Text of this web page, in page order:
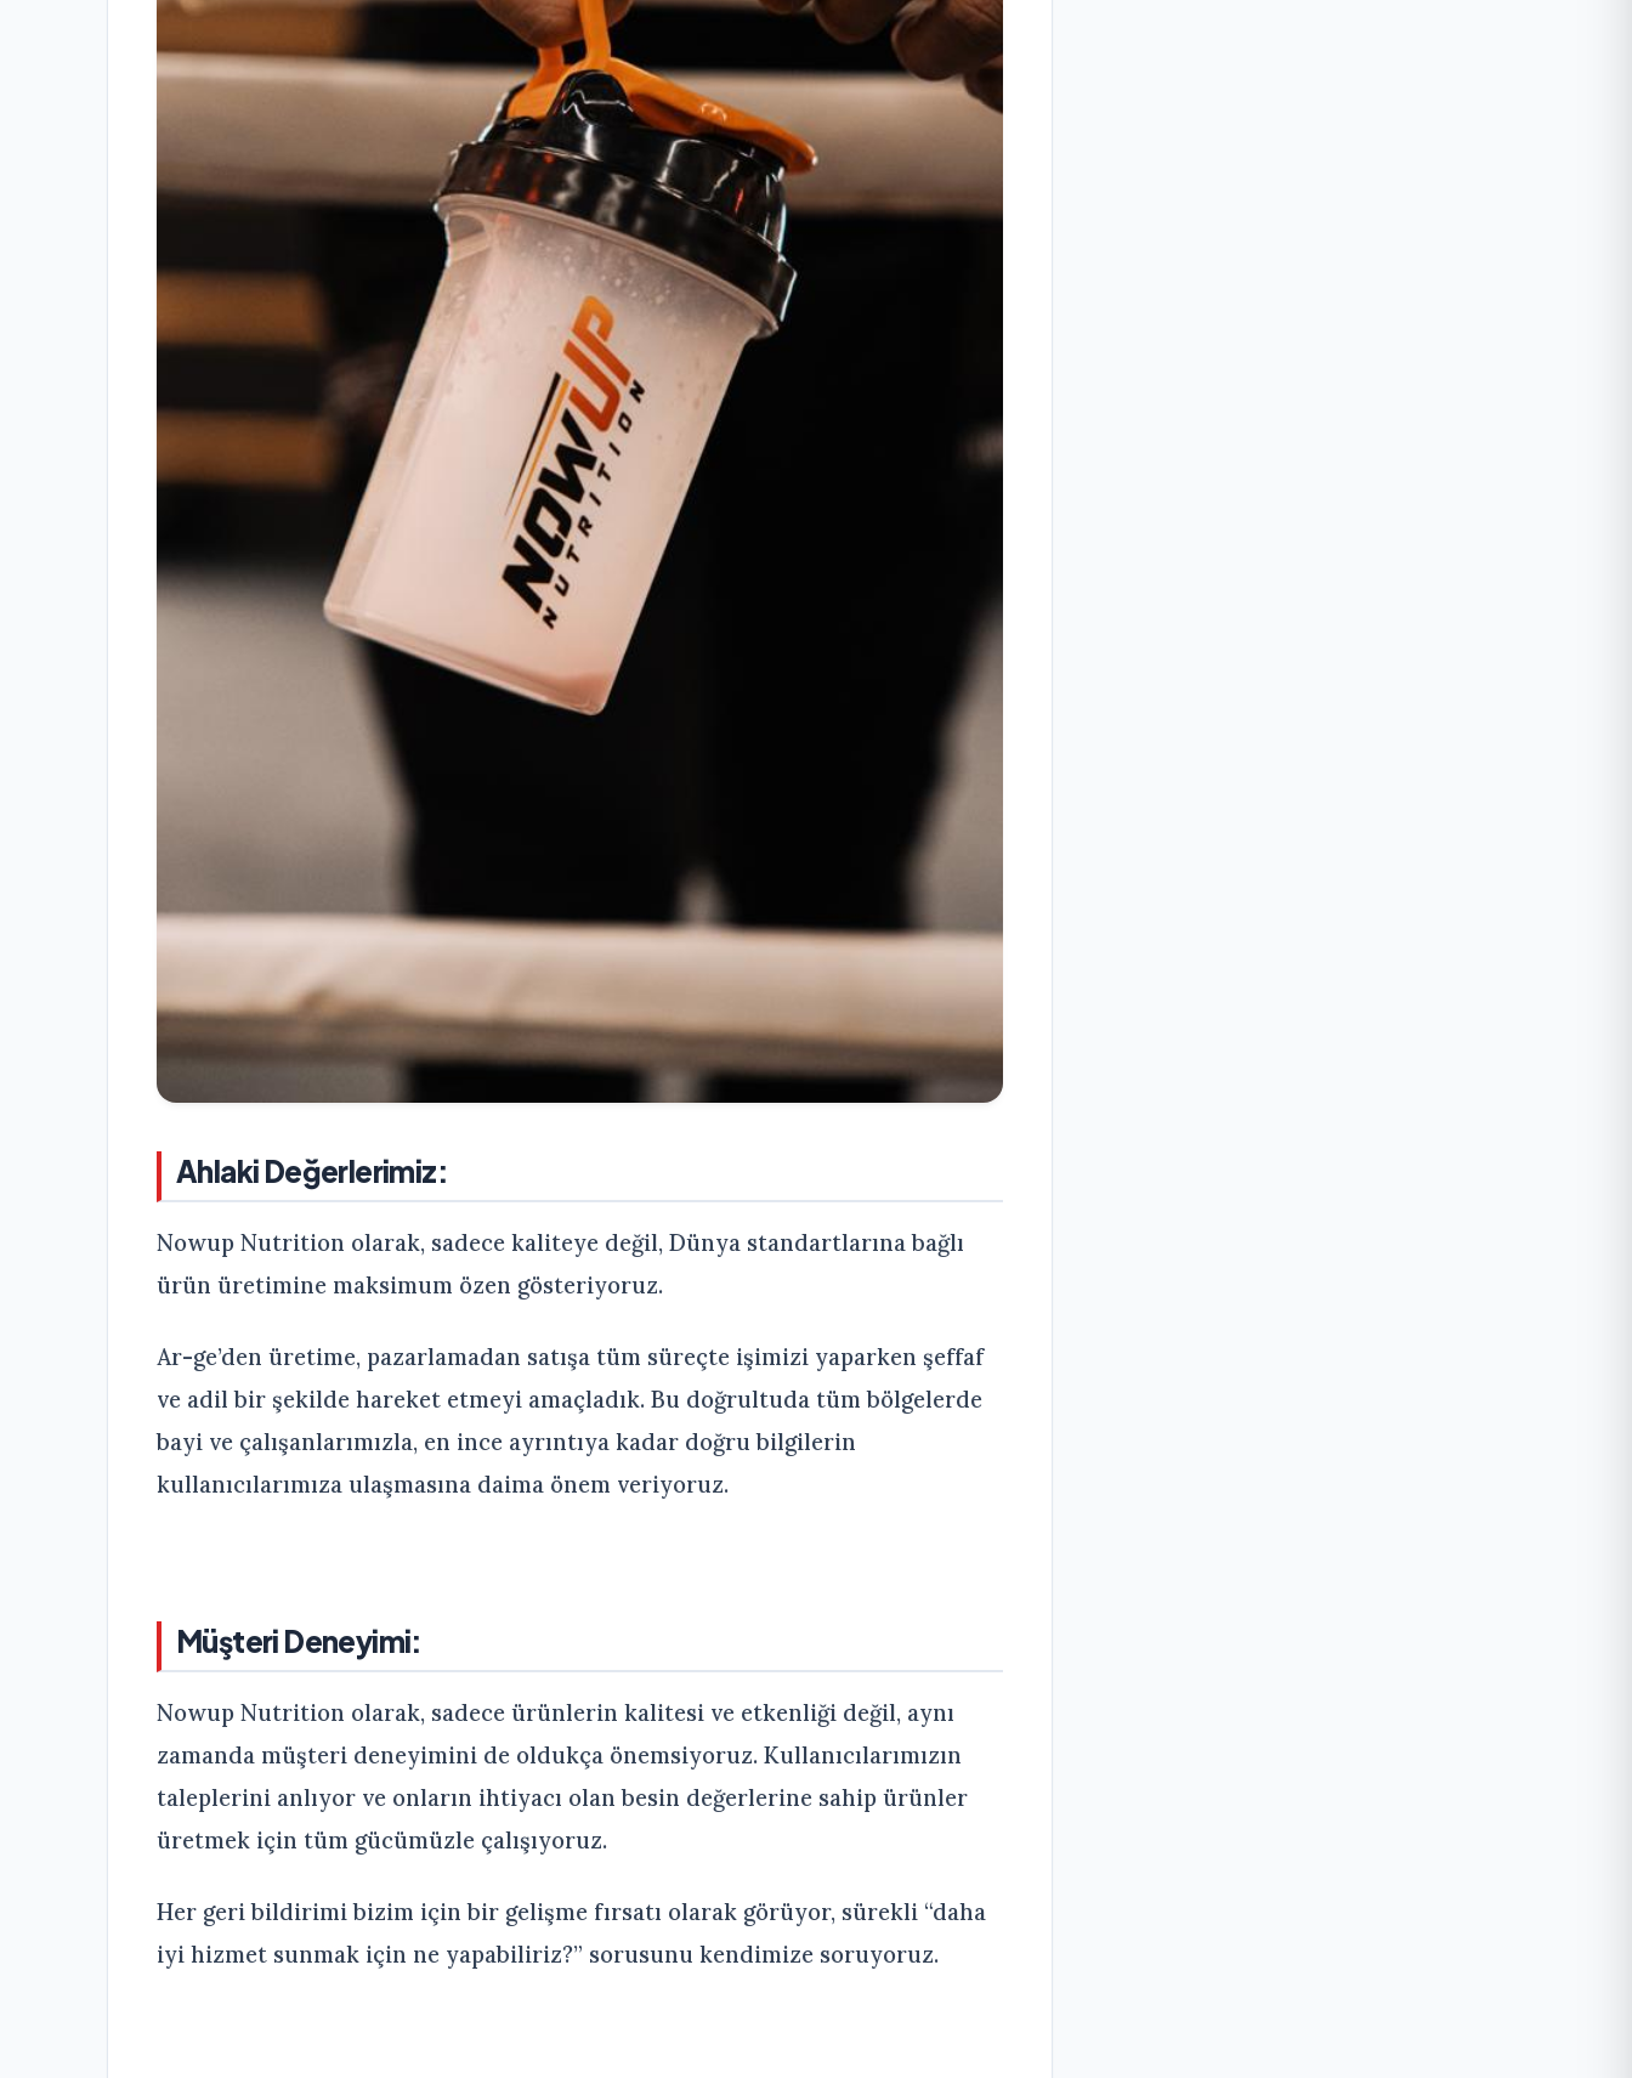
Ahlaki Değerlerimiz:
Nowup Nutrition olarak, sadece kaliteye değil, Dünya standartlarına bağlı
ürün üretimine maksimum özen gösteriyoruz.
Ar-ge’den üretime, pazarlamadan satışa tüm süreçte işimizi yaparken şeffaf
ve adil bir şekilde hareket etmeyi amaçladık. Bu doğrultuda tüm bölgelerde
bayi ve çalışanlarımızla, en ince ayrıntıya kadar doğru bilgilerin
kullanıcılarımıza ulaşmasına daima önem veriyoruz.
Müşteri Deneyimi:
Nowup Nutrition olarak, sadece ürünlerin kalitesi ve etkenliği değil, aynı
zamanda müşteri deneyimini de oldukça önemsiyoruz. Kullanıcılarımızın
taleplerini anlıyor ve onların ihtiyacı olan besin değerlerine sahip ürünler
üretmek için tüm gücümüzle çalışıyoruz.
Her geri bildirimi bizim için bir gelişme fırsatı olarak görüyor, sürekli “daha
iyi hizmet sunmak için ne yapabiliriz?” sorusunu kendimize soruyoruz.